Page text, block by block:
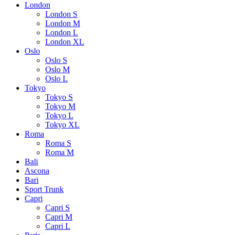
London
London S
London M
London L
London XL
Oslo
Oslo S
Oslo M
Oslo L
Tokyo
Tokyo S
Tokyo M
Tokyo L
Tokyo XL
Roma
Roma S
Roma M
Bali
Ascona
Bari
Sport Trunk
Capri
Capri S
Capri M
Capri L